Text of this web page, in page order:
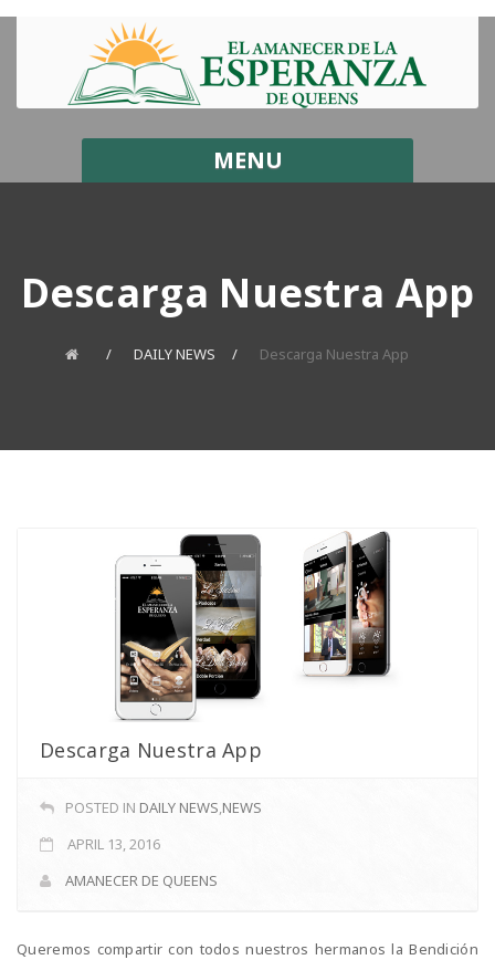
MENU
Descarga Nuestra App
DAILY NEWS Descarga Nuestra App
Descarga Nuestra App
POSTED IN DAILY NEWS,NEWS
APRIL 13, 2016
AMANECER DE QUEENS
Queremos compartir con todos nuestros hermanos la Bendición